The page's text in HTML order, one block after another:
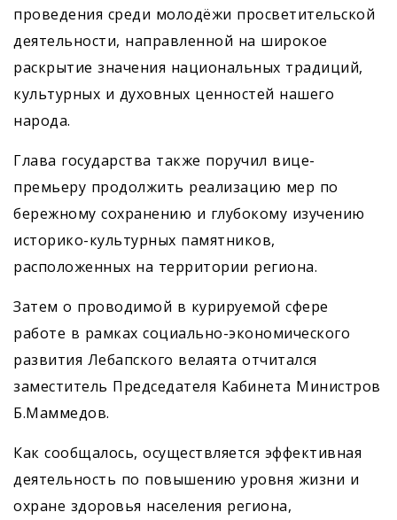
проведения среди молодёжи просветительской
деятельности, направленной на широкое
раскрытие значения национальных традиций,
культурных и духовных ценностей нашего
народа.
Глава государства также поручил вице-
премьеру продолжить реализацию мер по
бережному сохранению и глубокому изу­чению
историко-культурных памятников,
расположенных на территории региона.
Затем о проводимой в курируемой сфере
работе в рамках социально-экономического
развития Лебапского велаята отчитался
заместитель Председателя Кабинета Министров
Б.Маммедов.
Как сообщалось, осуществляется эффективная
деятельность по повышению уровня жизни и
охране здоровья населения региона,